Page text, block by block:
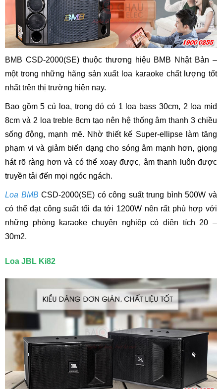
BMB CSD-2000(SE) thuộc thương hiệu BMB Nhật Bản –
một trong những hãng sản xuất loa karaoke chất lượng tốt
nhất trên thị trường hiện nay.
Bao gồm 5 củ loa, trong đó có 1 loa bass 30cm, 2 loa mid
8cm và 2 loa treble 8cm tạo nên hệ thống âm thanh 3 chiều
sống động, mạnh mẽ. Nhờ thiết kế Super-ellipse làm tăng
phạm vi và giảm biến dạng cho sóng âm mạnh hơn, giọng
hát rõ ràng hơn và có thể xoay được, âm thanh luôn được
truyền tải đến mọi ngóc ngách.
Loa BMB CSD-2000(SE) có công suất trung bình 500W và
có thể đạt công suất tối đa tới 1200W nên rất phù hợp với
những phòng karaoke chuyên nghiệp có diện tích 20 –
30m2.
Loa JBL Ki82